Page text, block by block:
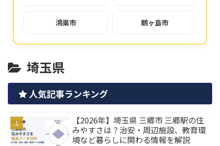
鴻巣市 鶴ヶ島市
埼玉県
人気記事ランキング
【2026年】埼玉県 三郷市 三郷駅の住
みやすさは？治安・周辺施設、教育環
境など暮らしに関わる情報を解説